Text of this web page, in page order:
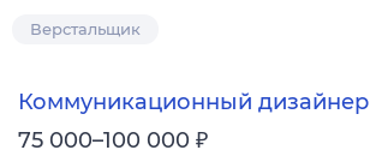
Верстальщик
Коммуникационный дизайнер
75 000–100 000 ₽